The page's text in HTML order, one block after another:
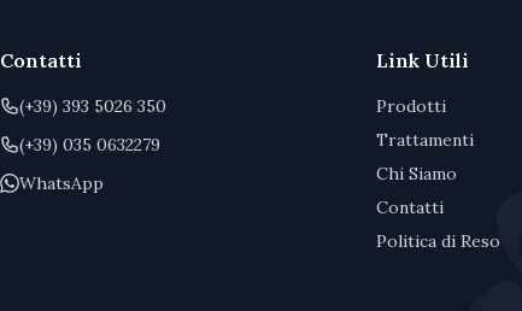
Contatti
(+39) 393 5026 350
(+39) 035 0632279
WhatsApp
Link Utili
Prodotti
Trattamenti
Chi Siamo
Contatti
Politica di Reso